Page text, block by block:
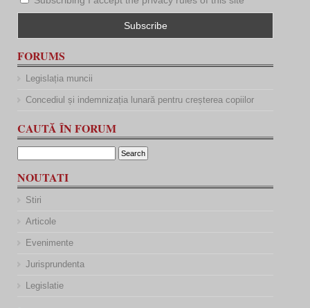
FORUMS
Legislația muncii
Concediul și indemnizația lunară pentru creșterea copiilor
CAUTĂ ÎN FORUM
NOUTATI
Stiri
Articole
Evenimente
Jurisprundenta
Legislatie